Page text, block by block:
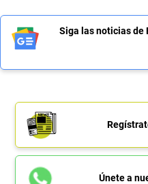
Siga las noticias de
Únete a